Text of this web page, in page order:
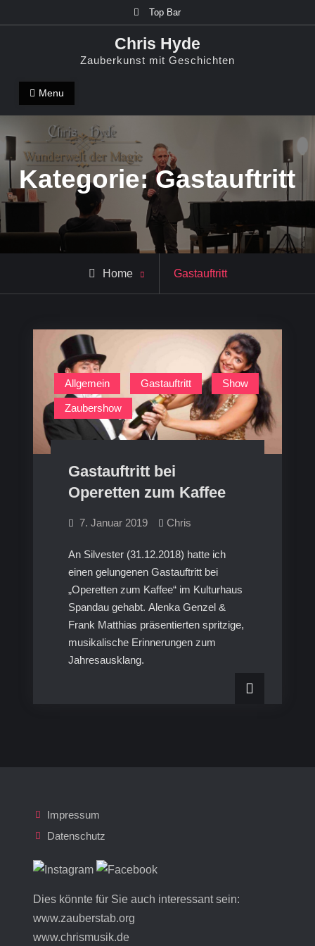
to
Top Bar
Chris Hyde
Zauberkunst mit Geschichten
Menu
Kategorie:Gastauftritt
Home
Archive
for
Gastauftritt
Allgemein Gastauftritt Show
Zaubershow
Gastauftritt bei
Operetten zum Kaffee
7. Januar 2019 Chris
An Silvester (31.12.2018) hatte ich
einen gelungenen Gastauftritt bei
„Operetten zum Kaffee“ im Kulturhaus
Spandau gehabt. Alenka Genzel &
Frank Matthias präsentierten spritzige,
musikalische Erinnerungen zum
Jahresausklang.
Impressum
Datenschutz
Dies könnte für Sie auch interessant sein:
www.zauberstab.org
www.chrismusik.de